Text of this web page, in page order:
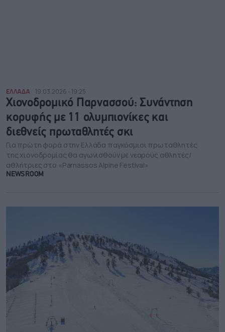
ΕΛΛΑΔΑ 19.03.2026 - 19:25
Χιονοδρομικό Παρνασσού: Συνάντηση
κορυφής με 11 ολυμπιονίκες και
διεθνείς πρωταθλητές σκι
Για πρώτη φορά στην Ελλάδα παγκόσμιοι πρωταθλητές
της χιονοδρομίας θα αγωνισθούν με νεαρούς αθλητές/
αθλήτριες στο «Parnassos Alpine Festival»
NEWSROOM